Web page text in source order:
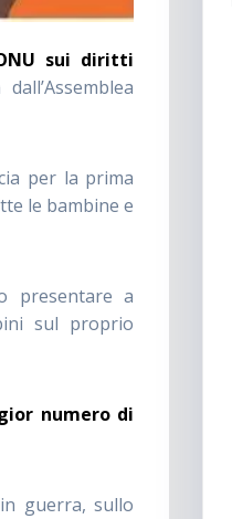
sui diritti
per la prima
le bambine e
presentare a
sul proprio
numero di
guerra, sullo